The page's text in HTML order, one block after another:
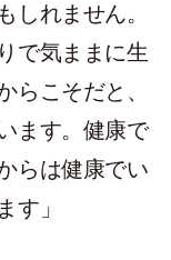
しれません。
で気ままに生
らこそだと、
ます。健康で
らは健康でい
す」